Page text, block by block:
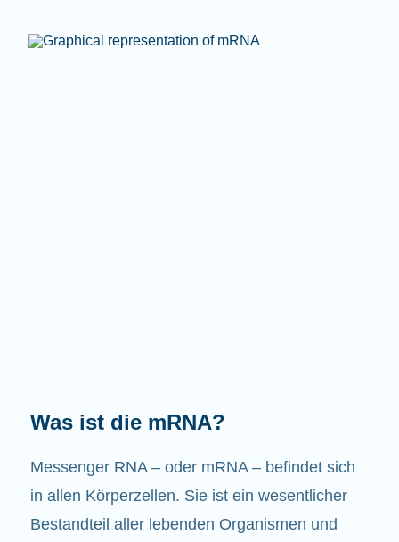
Welche Aufgaben hat die mRNA?
Wie der Name schon sagt, ist die mRNA ein
Bote. Sie interagiert mit anderen Komponenten
in den Zellen, die zur Bildung von Proteinen